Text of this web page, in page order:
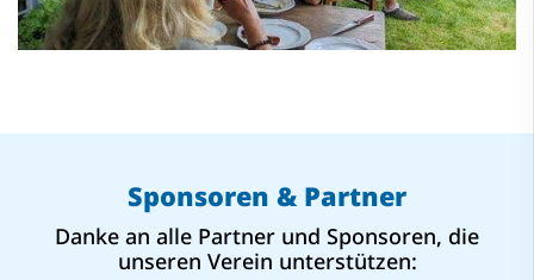
Sponsoren & Partner
Danke an alle Partner und Sponsoren, die
unseren Verein unterstützen: